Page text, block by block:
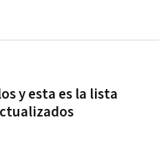
y esta es la lista